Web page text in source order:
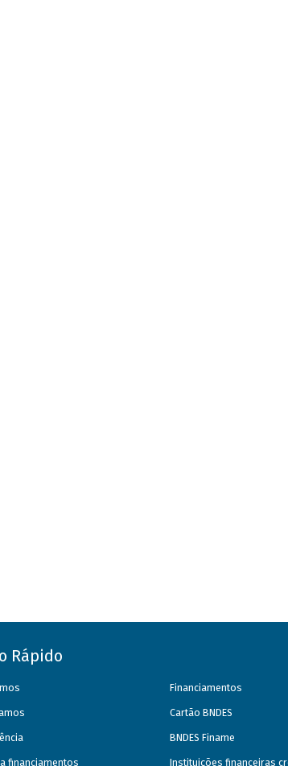
Rápido
financiamentos
Financiamentos
Cartão BNDES
BNDES Finame
Instituições financeiras